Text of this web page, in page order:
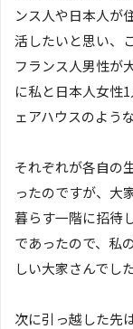
ンス人や日本人が
活したいと思い、
フランス人男性が
に私と日本人女性
ェアハウスのよう
それぞれが各自の
ったのですが、大
暮らす一階に招待
であったので、私
しい大家さんでした
次に引っ越した先